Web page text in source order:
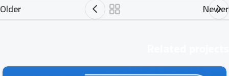
Newer
Older